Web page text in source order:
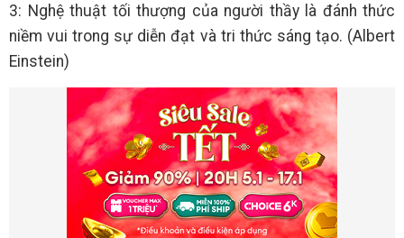
3: Nghệ thuật tối thượng của người thầy là đánh thức
niềm vui trong sự diễn đạt và tri thức sáng tạo. (Albert
Einstein)